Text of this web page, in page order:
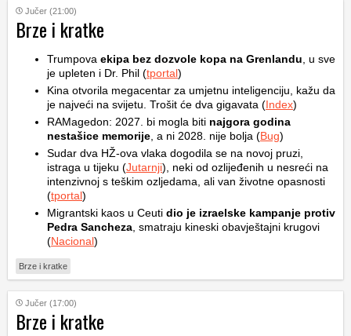
Jučer (21:00)
Brze i kratke
Trumpova ekipa bez dozvole kopa na Grenlandu , u sve
je upleten i Dr. Phil (tportal)
Kina otvorila megacentar za umjetnu inteligenciju, kažu da
je najveći na svijetu. Trošit će dva gigavata (Index)
RAMagedon: 2027. bi mogla biti najgora godina
nestašice memorije , a ni 2028. nije bolja (Bug)
Sudar dva HŽ-ova vlaka dogodila se na novoj pruzi,
istraga u tijeku (Jutarnji), neki od ozlijeđenih u nesreći na
intenzivnoj s teškim ozljedama, ali van životne opasnosti
(tportal)
Migrantski kaos u Ceuti dio je izraelske kampanje protiv
Pedra Sancheza , smatraju kineski obavještajni krugovi
(Nacional)
Brze i kratke
Jučer (17:00)
Brze i kratke